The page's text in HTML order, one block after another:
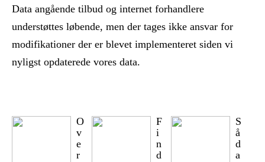
Data angående tilbud og internet forhandlere
understøttes løbende, men der tages ikke ansvar for
modifikationer der er blevet implementeret siden vi
nyligst opdaterede vores data.
O
v
e
r
F
i
n
d
S
å
d
a